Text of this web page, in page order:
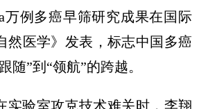
万例多癌早筛研究成果在国际
然医学》发表，标志中国多癌
随”到“领航”的跨越。
实验室攻克技术难关时，李翔